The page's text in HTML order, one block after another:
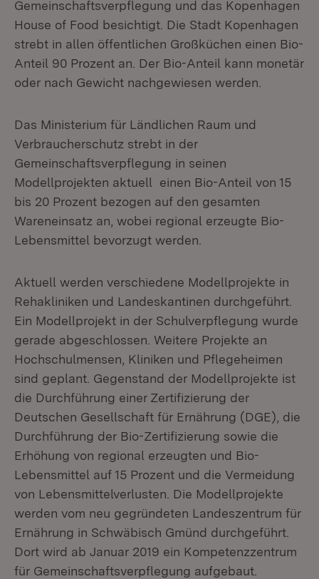
Gemeinschaftsverpflegung und das Kopenhagen
House of Food besichtigt. Die Stadt Kopenhagen
strebt in allen öffentlichen Großküchen einen Bio-
Anteil 90 Prozent an. Der Bio-Anteil kann monetär
oder nach Gewicht nachgewiesen werden.
Das Ministerium für Ländlichen Raum und
Verbraucherschutz strebt in der
Gemeinschaftsverpflegung in seinen
Modellprojekten aktuell einen Bio-Anteil von 15
bis 20 Prozent bezogen auf den gesamten
Wareneinsatz an, wobei regional erzeugte Bio-
Lebensmittel bevorzugt werden.
Aktuell werden verschiedene Modellprojekte in
Rehakliniken und Landeskantinen durchgeführt.
Ein Modellprojekt in der Schulverpflegung wurde
gerade abgeschlossen. Weitere Projekte an
Hochschulmensen, Kliniken und Pflegeheimen
sind geplant. Gegenstand der Modellprojekte ist
die Durchführung einer Zertifizierung der
Deutschen Gesellschaft für Ernährung (DGE), die
Durchführung der Bio-Zertifizierung sowie die
Erhöhung von regional erzeugten und Bio-
Lebensmittel auf 15 Prozent und die Vermeidung
von Lebensmittelverlusten. Die Modellprojekte
werden vom neu gegründeten Landeszentrum für
Ernährung in Schwäbisch Gmünd durchgeführt.
Dort wird ab Januar 2019 ein Kompetenzzentrum
für Gemeinschaftsverpflegung aufgebaut.